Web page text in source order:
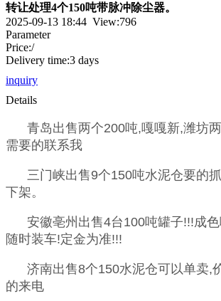
转让处理4个150吨带脉冲除尘器。
2025-09-13 18:44 View:796
Parameter
Price:/
Delivery time:3 days
inquiry
Details
青岛出售两个200吨,嘎嘎新,潍坊
需要的联系我
三门峡出售9个150吨水泥仓要的
下架。
安徽亳州出售4台100吨罐子!!!成
随时装车!定金为准!!!
济南出售8个150水泥仓可以单卖,
的来电